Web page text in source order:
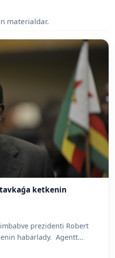
materialdar.
ketkenin
prezidenti Robert
Mýgabeniń otstavkaǵa ketkenin habarlady. Agentt...